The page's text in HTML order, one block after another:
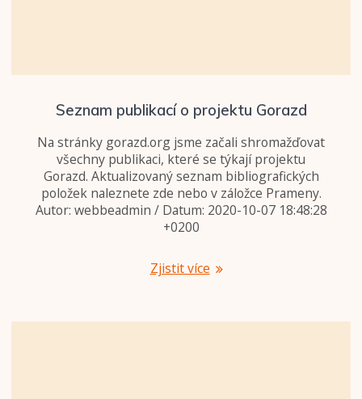
Seznam publikací o projektu Gorazd
Na stránky gorazd.org jsme začali shromažďovat
všechny publikaci, které se týkají projektu
Gorazd. Aktualizovaný seznam bibliografických
položek naleznete zde nebo v záložce Prameny.
Autor: webbeadmin / Datum: 2020-10-07 18:48:28
+0200
Zjistit více